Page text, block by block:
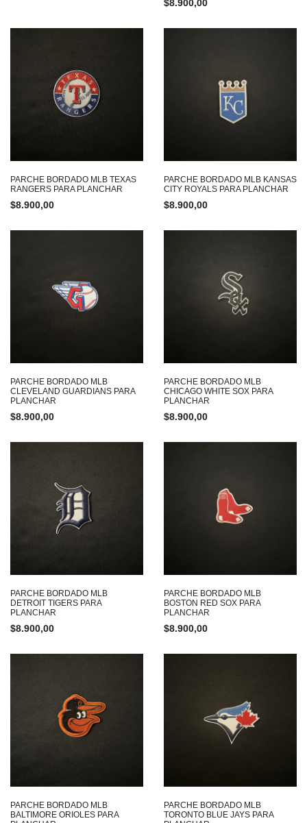
$8.900,00
PARCHE BORDADO MLB TEXAS
RANGERS PARA PLANCHAR
$8.900,00
PARCHE BORDADO MLB KANSAS
CITY ROYALS PARA PLANCHAR
$8.900,00
PARCHE BORDADO MLB
CLEVELAND GUARDIANS PARA
PLANCHAR
$8.900,00
PARCHE BORDADO MLB
CHICAGO WHITE SOX PARA
PLANCHAR
$8.900,00
PARCHE BORDADO MLB
DETROIT TIGERS PARA
PLANCHAR
$8.900,00
PARCHE BORDADO MLB
BOSTON RED SOX PARA
PLANCHAR
$8.900,00
PARCHE BORDADO MLB
BALTIMORE ORIOLES PARA
PARCHE BORDADO MLB
TORONTO BLUE JAYS PARA